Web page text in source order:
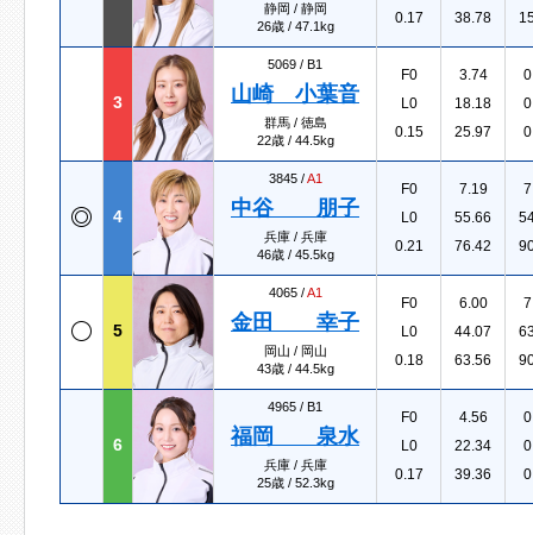
静岡 / 静岡
26歳 / 47.1kg
0.17
38.78
3
5069 / B1
山崎 小葉音
群馬 / 徳島
22歳 / 44.5kg
F0
L0
0.15
3.74
18.18
25.97
4
3845 /A1
中谷 朋子
兵庫 / 兵庫
46歳 / 45.5kg
F0
L0
0.21
7.19
55.66
76.42
5
4065 /A1
金田 幸子
岡山 / 岡山
43歳 / 44.5kg
F0
L0
0.18
6.00
44.07
63.56
6
4965 / B1
福岡 泉水
兵庫 / 兵庫
25歳 / 52.3kg
F0
L0
0.17
4.56
22.34
39.36